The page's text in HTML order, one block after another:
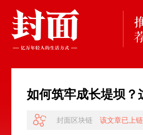
如何筑牢成长堤坝
封面区块链 该文章已上